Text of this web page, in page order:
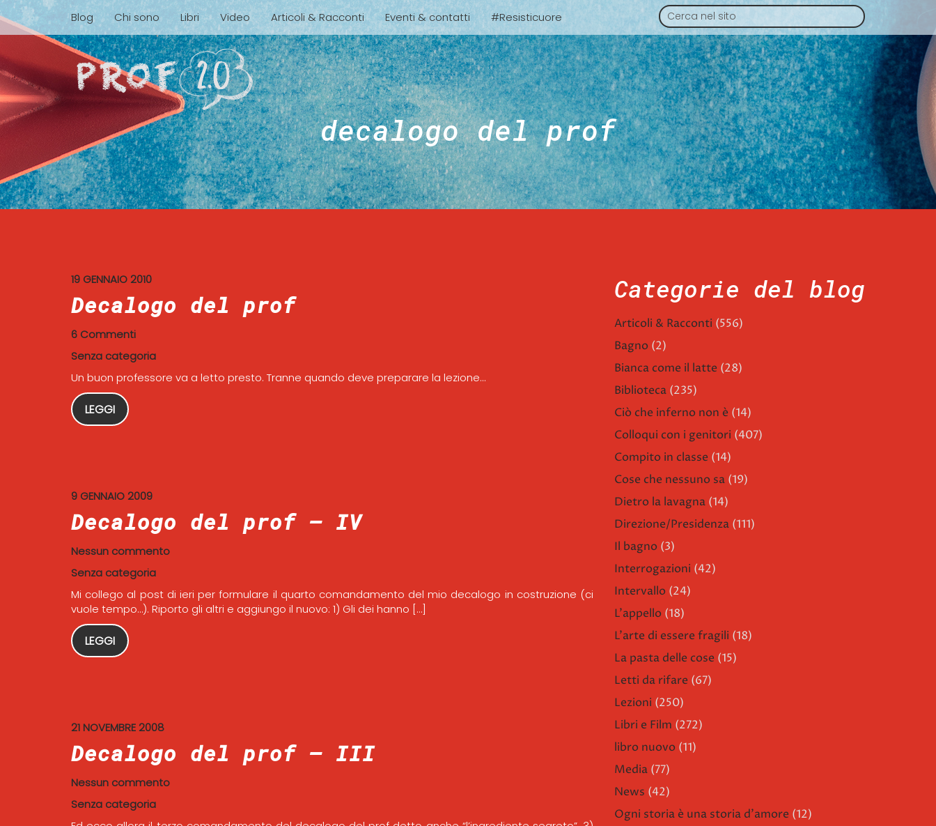
Blog Chi sono Libri Video Articoli & Racconti Eventi & contatti #Resisticuore
decalogo del prof
19 GENNAIO 2010
Decalogo del prof
6 Commenti
Senza categoria
Un buon professore va a letto presto. Tranne quando deve preparare la lezione…
LEGGI
9 GENNAIO 2009
Decalogo del prof – IV
Nessun commento
Senza categoria
Mi collego al post di ieri per formulare il quarto comandamento del mio decalogo in costruzione (ci
vuole tempo…). Riporto gli altri e aggiungo il nuovo: 1) Gli dei hanno […]
LEGGI
21 NOVEMBRE 2008
Decalogo del prof – III
Nessun commento
Senza categoria
Categorie del blog
Articoli & Racconti (556)
Bagno (2)
Bianca come il latte (28)
Biblioteca (235)
Ciò che inferno non è (14)
Colloqui con i genitori (407)
Compito in classe (14)
Cose che nessuno sa (19)
Dietro la lavagna (14)
Direzione/Presidenza (111)
Il bagno (3)
Interrogazioni (42)
Intervallo (24)
L'appello (18)
L'arte di essere fragili (18)
La pasta delle cose (15)
Letti da rifare (67)
Lezioni (250)
Libri e Film (272)
libro nuovo (11)
Media (77)
News (42)
Ogni storia è una storia d'amore (12)